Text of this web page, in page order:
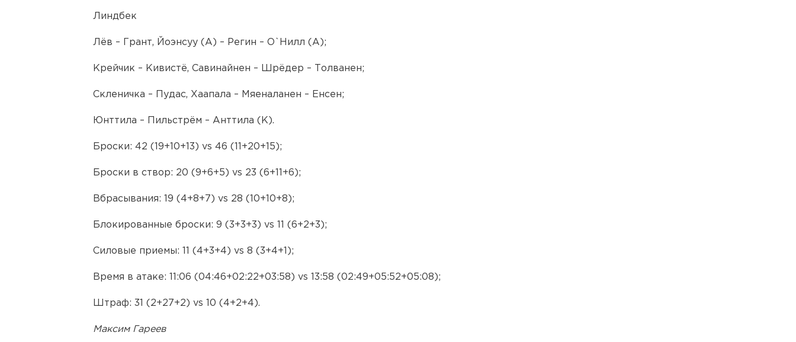
Линдбек
Лёв – Грант, Йоэнсуу (А) – Регин – О`Нилл (А);
Крейчик – Кивистё, Савинайнен – Шрёдер – Толванен;
Скленичка – Пудас, Хаапала – Мяеналанен – Енсен;
Юнттила – Пильстрём – Анттила (К).
Броски: 42 (19+10+13) vs 46 (11+20+15);
Броски в створ: 20 (9+6+5) vs 23 (6+11+6);
Вбрасывания: 19 (4+8+7) vs 28 (10+10+8);
Блокированные броски: 9 (3+3+3) vs 11 (6+2+3);
Силовые приемы: 11 (4+3+4) vs 8 (3+4+1);
Время в атаке: 11:06 (04:46+02:22+03:58) vs 13:58 (02:49+05:52+05:08);
Штраф: 31 (2+27+2) vs 10 (4+2+4).
Максим Гареев